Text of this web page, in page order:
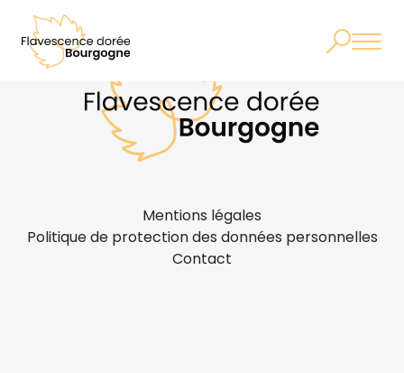
Mentions légales
Politique de protection des données personnelles
Contact